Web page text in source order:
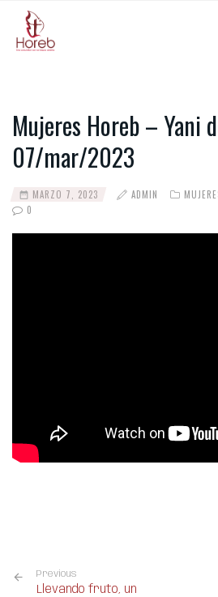
Mujeres Horeb – Yani
07/mar/2023
MARZO 7, 2023 ADMIN
0
Previous
Llevando fruto, un